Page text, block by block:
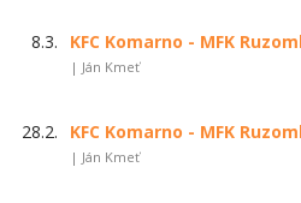
8.3. KFC Komarno - MFK
| Ján Kmeť
28.2. KFC Komarno - MFK
| Ján Kmeť